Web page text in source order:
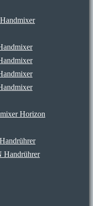
Horizon
Handrührer